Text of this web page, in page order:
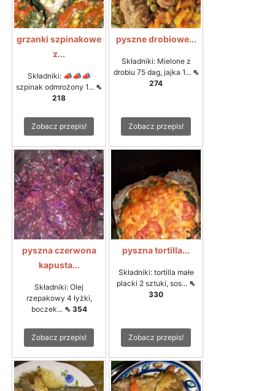
grzanki szpinakowe
z...
Składniki: 📣📣📣
szpinak odmrożony 1... ⇖
218
Zobacz przepis!
pyszne drobiowe...
Składniki: Mielone z
drobiu 75 dag, jajka 1... ⇖
274
Zobacz przepis!
pyszna czerwona
kapusta...
Składniki: Olej
rzepakowy 4 łyżki,
boczek... ⇖ 354
Zobacz przepis!
pyszna tortilla...
Składniki: tortilla małe
placki 2 sztuki, sos... ⇖
330
Zobacz przepis!